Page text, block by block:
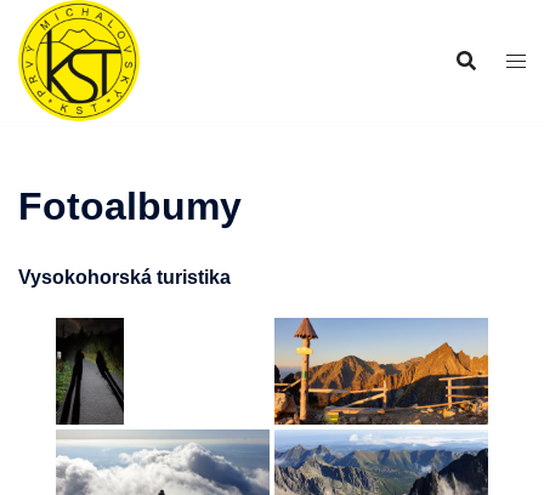
Preskočiť
obsah
Fotoalbumy
Vysokohorská turistika